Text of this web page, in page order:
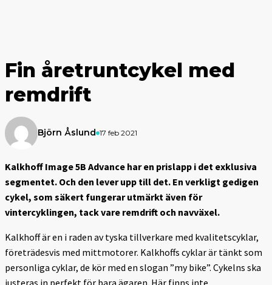
Fin åretruntcykel med
remdrift
Björn Åslund 17 feb 2021
Kalkhoff Image 5B Advance har en prislapp i det exklusiva
segmentet. Och den lever upp till det. En verkligt gedigen
cykel, som säkert fungerar utmärkt även för
vintercyklingen, tack vare remdrift och navväxel.
Kalkhoff är en i raden av tyska tillverkare med kvalitetscyklar,
företrädesvis med mittmotorer. Kalkhoffs cyklar är tänkt som
personliga cyklar, de kör med en slogan ”my bike”. Cykelns ska
justeras in perfekt för bara ägaren. Här finns inte